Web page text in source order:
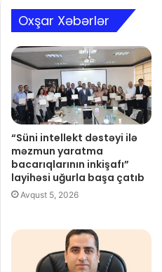
Oxşar Xəbərlər
“Süni intellekt dəstəyi ilə
məzmun yaratma
bacarıqlarının inkişafı”
layihəsi uğurla başa çatıb
Avqust 5, 2026